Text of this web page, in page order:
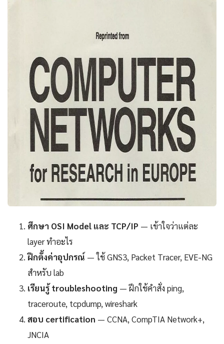
ศึกษา OSI Model และ TCP/IP — เข้าใจว่าแต่ละ
layer ทำอะไร
ฝึกตั้งค่าอุปกรณ์ — ใช้ GNS3, Packet Tracer, EVE-NG
สำหรับ lab
เรียนรู้ troubleshooting — ฝึกใช้คำสั่ง ping,
traceroute, tcpdump, wireshark
สอบ certification — CCNA, CompTIA Network+,
JNCIA